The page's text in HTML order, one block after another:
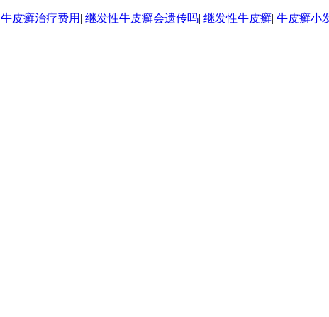
牛皮癣治疗费用 | 继发性牛皮癣会遗传吗| 继发性牛皮癣| 牛皮癣小